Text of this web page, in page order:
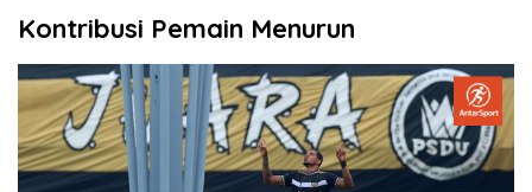
Kontribusi Pemain Menurun